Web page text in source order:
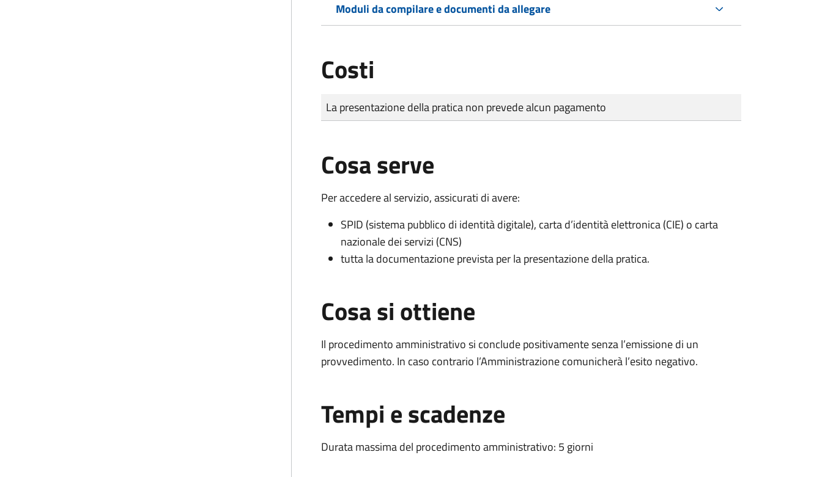
Moduli da compilare e documenti da allegare
Costi
Tipo di pagamento
Importo
La presentazione della pratica non prevede alcun pagamento
Cosa serve
Per accedere al servizio, assicurati di avere:
SPID (sistema pubblico di identità digitale), carta d’identità elettronica (CIE) o carta
nazionale dei servizi (CNS)
tutta la documentazione prevista per la presentazione della pratica.
Cosa si ottiene
Il procedimento amministrativo si conclude positivamente senza l’emissione di un
provvedimento. In caso contrario l’Amministrazione comunicherà l’esito negativo.
Tempi e scadenze
Durata massima del procedimento amministrativo: 5 giorni